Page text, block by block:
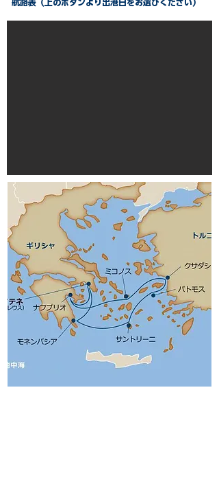
航路表（上のボタンより出港日をお選びください）